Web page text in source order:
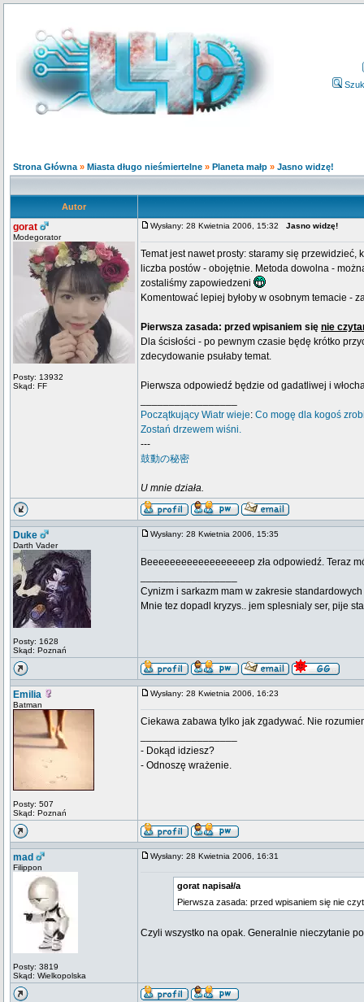
Strona Główna » Miasta długo nieśmiertelne » Planeta małp » Jasno widzę!
Autor
gorat
Modegorator
Posty: 13932
Skąd: FF
Wysłany: 28 Kwietnia 2006, 15:32 Jasno widzę!
Temat jest nawet prosty: staramy się przewidzieć,
liczba postów - obojętnie. Metoda dowolna -
zostaliśmy zapowiedzeni
Komentować lepiej byłoby w osobnym temacie -
Pierwsza zasada: przed wpisaniem się nie
Dla ścisłości - po pewnym czasie będę krótko
zdecydowanie psułaby temat.
Pierwsza odpowiedź będzie od gadatliwej i
Początkujący Wiatr wieje: Co mogę dla kogoś
Zostań drzewem wiśni.
---
鼓動の秘密
U mnie działa.
Duke
Darth Vader
Posty: 1628
Skąd: Poznań
Wysłany: 28 Kwietnia 2006, 15:35
Beeeeeeeeeeeeeeeeeep zła odpowiedź. Teraz
Cynizm i sarkazm mam w zakresie
Mnie tez dopadl kryzys.. jem splesnialy ser, pije
Emilia
Batman
Posty: 507
Skąd: Poznań
Wysłany: 28 Kwietnia 2006, 16:23
Ciekawa zabawa tylko jak zgadywać. Nie
- Dokąd idziesz?
- Odnoszę wrażenie.
mad
Filippon
Posty: 3819
Skąd: Wielkopolska
Wysłany: 28 Kwietnia 2006, 16:31
gorat napisał/a
Pierwsza zasada: przed wpisaniem się nie
Czyli wszystko na opak. Generalnie nieczytanie